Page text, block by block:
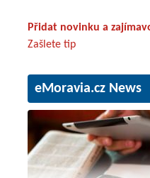
Přidat novinku a
Zašlete tip
eMoravia.cz News